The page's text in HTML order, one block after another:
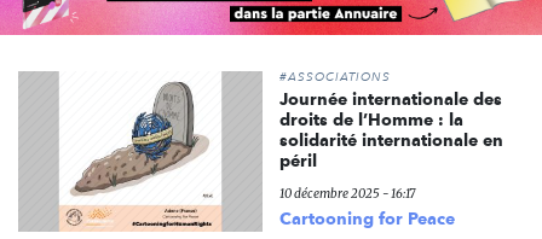
#ASSOCIATIONS
Journée internationale des
droits de l’Homme : la
solidarité internationale en
péril
10 décembre 2025 - 16:17
Cartooning for Peace